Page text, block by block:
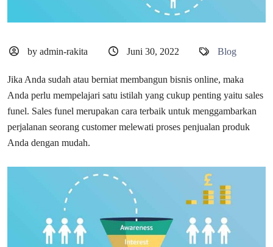
by admin-rakita Juni 30, 2022 Blog
Jika Anda sudah atau berniat membangun bisnis online, maka
Anda perlu mempelajari satu istilah yang cukup penting yaitu sales
funel. Sales funel merupakan cara terbaik untuk menggambarkan
perjalanan seorang customer melewati proses penjualan produk
Anda dengan mudah.